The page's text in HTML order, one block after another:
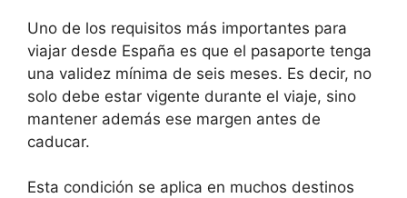
Uno de los requisitos más importantes para
viajar desde España es que el pasaporte tenga
una validez mínima de seis meses. Es decir, no
solo debe estar vigente durante el viaje, sino
mantener además ese margen antes de
caducar.
Esta condición se aplica en muchos destinos